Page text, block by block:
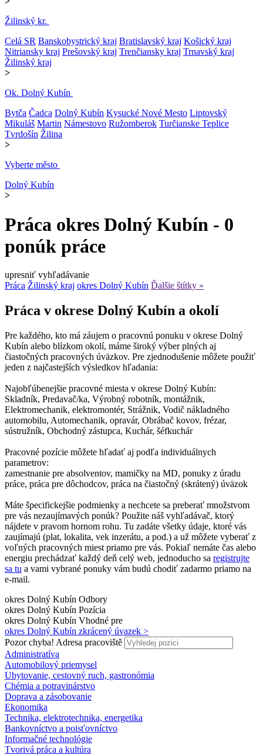
Žilinský kr.
Celá SR Banskobystrický kraj Bratislavský kraj Košický kraj
Nitriansky kraj Prešovský kraj Trenčiansky kraj Trnavský kraj
Žilinský kraj
>
Ok. Dolný Kubín
Bytča Čadca Dolný Kubín Kysucké Nové Mesto Liptovský
Mikuláš Martin Námestovo Ružomberok Turčianske Teplice
Tvrdošín Žilina
>
Vyberte město
Dolný Kubín
>
Práca okres Dolný Kubín - 0
ponúk práce
upresniť vyhľadávanie
Práca Žilinský kraj okres Dolný Kubín Ďalšie štítky »
Práca v okrese Dolný Kubín a okolí
Pre každého, kto má záujem o pracovnú ponuku v okrese Dolný
Kubín alebo blízkom okolí, máme široký výber plných aj
čiastočných pracovných úväzkov. Pre zjednodušenie môžete použiť
jeden z najčastejších výsledkov hľadania:
Najobľúbenejšie pracovné miesta v okrese Dolný Kubín:
Skladník, Predavač/ka, Výrobný robotník, montážnik,
Elektromechanik, elektromontér, Strážnik, Vodič nákladného
automobilu, Automechanik, opravár, Obrábač kovov, frézar,
sústružník, Obchodný zástupca, Kuchár, šéfkuchár
Pracovné pozície môžete hľadať aj podľa individuálnych
parametrov:
zamestnanie pre absolventov, mamičky na MD, ponuky z úradu
práce, práca pre dôchodcov, práca na čiastočný (skrátený) úväzok
Máte špecifickejšie podmienky a nechcete sa preberať množstvom
pre vás nezaujímavých ponúk? Použite náš vyhľadávač, ktorý
nájdete v pravom hornom rohu. Tu zadáte všetky údaje, ktoré vás
zaujímajú (plat, lokalita, vek inzerátu, a pod.) a už môžete vyberať z
voľných pracovných miest priamo pre vás. Pokiaľ nemáte čas alebo
energiu prechádzať každý deň celý web, jednoducho sa registrujte
sa tu a vami vybrané ponuky vám budú chodiť zadarmo priamo na
e-mail.
okres Dolný Kubín Odbory
okres Dolný Kubín Pozícia
okres Dolný Kubín Vhodné pre
okres Dolný Kubín zkrácený úvazek >
Pozor chyba! Adresa pracoviště
Administratíva
Automobilový priemysel
Ubytovanie, cestovný ruch, gastronómia
Chémia a potravinárstvo
Doprava a zásobovanie
Ekonomika
Technika, elektrotechnika, energetika
Bankovníctvo a poisťovníctvo
Informačné technológie
Tvorivá práca a kultúra